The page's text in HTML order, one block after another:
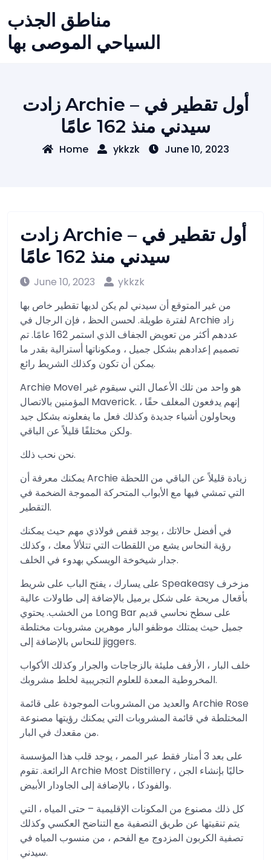
to
content
مناطق الجذب
السياحي الموصى بها
زادت Archie – أول تقطير في
سيدني منذ 162 عامًا
Home ykkzk June 10, 2023
زادت Archie – أول تقطير في
سيدني منذ 162 عامًا
June 10, 2023
ykkzk
من غير المتوقع أن سيدني لم يكن لديها تقطير خاص بها
لفترة طويلة. لحسن الحظ ، فإن الرجال في Archie زاد
عددهم أكثر من تعويض الجفاف الذي استمر 162 عامًا. تم
تصميم إعدادهم بشكل جميل ، ومكوناتها أسترالية بقدر ما
يمكن أن تكون وكذلك الشريط رائع.
Archie Movel هو واحد من تلك الأعمال التي سيقوم غير
المؤمنين بالاتصال Maverick. إنهم يدفعون المغلف حقًا ،
ويحاولون أشياء جديدة وكذلك فعل ما يفعلونه بشكل جيد
ولكن مختلفًا قليلاً عن الباقي.
نحن نحب ذلك.
يمكنك معرفة أن Archie زيادة قليلاً عن الباقي من اللحظة
التي تمشي فيها مع الأبواب المتحركة المموجة الضخمة في
التقطير.
في أفضل حالاتك ، يوجد قفص فولاذي مهم حيث يمكنك
رؤية النحاس يشع من اللقطات التي تتلألأ معك ، وكذلك
جدار شيخوخة الويسكي بهدوء في الخلف.
على يسارك ، يفتح الباب على شريط Speakeasy مزخرف
بأقعال مريحة على شكل برميل بالإضافة إلى طاولات عالية
من الخشب. يحتوي Long Bar على سطح نحاسي قديم
جميل حيث يمتلك موظفو البار موهرين مشروبات مختلطة
للنحاس بالإضافة إلى jiggers.
خلف البار ، الأرفف مليئة بالزجاجات والجرار وكذلك الأكواب
المخروطية المعدة للعلوم التجريبية لخلط مشروبك.
والعديد من المشروبات الموجودة على قائمة Archie Rose
المختلطة في قائمة المشروبات التي يمكنك رؤيتها مصنوعة
من مقعدك في البار.
على بعد 3 أمتار فقط عبر الممر ، يوجد قلب هذا المؤسسة
الرائعة. تقوم Archie Most Distillery حاليًا بإنشاء الجن ،
والفودكا ، بالإضافة إلى الجاودار الأبيض.
كل ذلك مصنوع من المكونات الإقليمية – حتى المياه ، التي
يتم تنقيتها عن طريق التصفية مع التناضح العكسي وكذلك
تصفية الكربون المزدوج مع الفحم ، من منسوب المياه في
سيدني.